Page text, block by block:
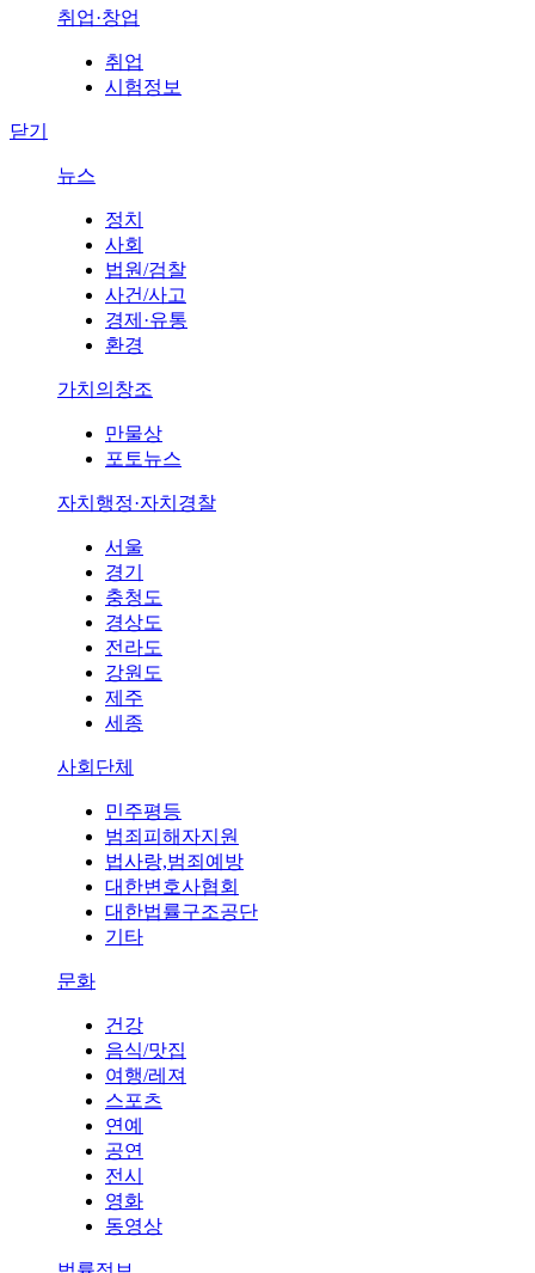
취업·창업
취업
시험정보
닫기
뉴스
정치
사회
법원/검찰
사건/사고
경제·유통
환경
가치의창조
만물상
포토뉴스
자치행정·자치경찰
서울
경기
충청도
경상도
전라도
강원도
제주
세종
사회단체
민주평등
범죄피해자지원
법사랑,범죄예방
대한변호사협회
대한법률구조공단
기타
문화
건강
음식/맛집
여행/레져
스포츠
연예
공연
전시
영화
동영상